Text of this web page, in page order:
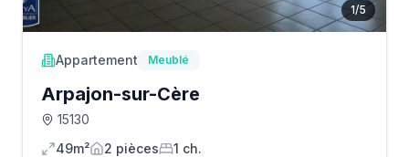
1/5
Appartement Meublé
Arpajon-sur-Cère
15130
49m²
2 pièces 1 ch.